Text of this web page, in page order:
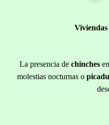
La presencia de chinchesen
molestias nocturnas o